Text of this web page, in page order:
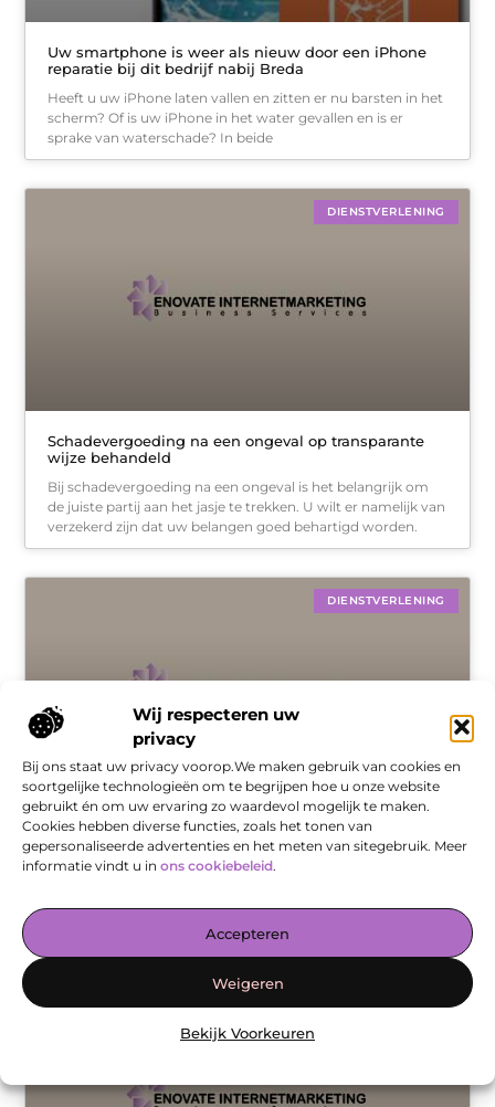
Wij respecteren uw
privacy
Bij ons staat uw privacy voorop.We maken gebruik van cookies en
soortgelijke technologieën om te begrijpen hoe u onze website
gebruikt én om uw ervaring zo waardevol mogelijk te maken.
Cookies hebben diverse functies, zoals het tonen van
gepersonaliseerde advertenties en het meten van sitegebruik. Meer
informatie vindt u in ons cookiebeleid.
Accepteren
Weigeren
Bekijk Voorkeuren
Uw smartphone is weer als nieuw door een iPhone
reparatie bij dit bedrijf nabij Breda
Heeft u uw iPhone laten vallen en zitten er nu barsten in het
scherm? Of is uw iPhone in het water gevallen en is er
sprake van waterschade? In beide
DIENSTVERLENING
Schadevergoeding na een ongeval op transparante
wijze behandeld
Bij schadevergoeding na een ongeval is het belangrijk om
de juiste partij aan het jasje te trekken. U wilt er namelijk van
verzekerd zijn dat uw belangen goed behartigd worden.
DIENSTVERLENING
Waarom steeds meer bedrijven kiezen voor een
security operations center
Vandaag de dag is bijna ieder bedrijf vertegenwoordigd op
klanten achterlaten optimaal beveiligd is. Maar ook jouw
DIENSTVERLENING